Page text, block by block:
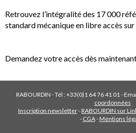
Retrouvez l’intégralité des 17 000
standard mécanique en libre accès
Demandez votre accès dès
RABOURDIN - Tél : +33(0)1 64 76 41 01 -
coordonnées
Inscription newsletter RABOURDIN sur
CGA
Mentions